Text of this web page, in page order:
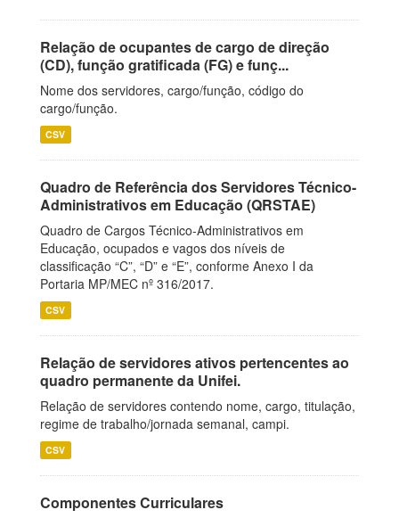
Relação de ocupantes de cargo de direção
(CD), função gratificada (FG) e funç...
Nome dos servidores, cargo/função, código do
cargo/função.
CSV
Quadro de Referência dos Servidores Técnico-
Administrativos em Educação (QRSTAE)
Quadro de Cargos Técnico-Administrativos em
Educação, ocupados e vagos dos níveis de
classificação “C”, “D” e “E”, conforme Anexo I da
Portaria MP/MEC nº 316/2017.
CSV
Relação de servidores ativos pertencentes ao
quadro permanente da Unifei.
Relação de servidores contendo nome, cargo, titulação,
regime de trabalho/jornada semanal, campi.
CSV
Componentes Curriculares